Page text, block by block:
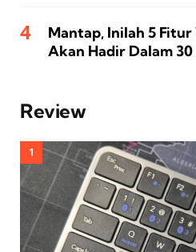
Mantap, Inilah 5 Fitur
Akan Hadir Dalam
Review